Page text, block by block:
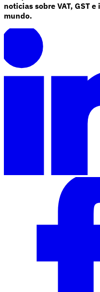
noticias sobre VAT, GST
mundo.